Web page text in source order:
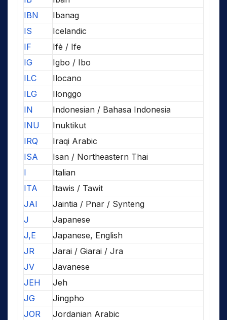
IBN
Ibanag
IS
Icelandic
IF
Ifè / Ife
IG
Igbo / Ibo
ILC
Ilocano
ILG
Ilonggo
IN
Indonesian / Bahasa Indonesia
INU
Inuktikut
IRQ
Iraqi Arabic
ISA
Isan / Northeastern Thai
I
Italian
ITA
Itawis / Tawit
JAI
Jaintia / Pnar / Synteng
J
Japanese
J,E
Japanese, English
JR
Jarai / Giarai / Jra
JV
Javanese
JEH
Jeh
JG
Jingpho
JOR
Jordanian Arabic